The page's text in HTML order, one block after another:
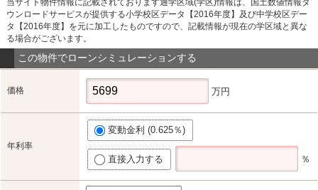
ウンロードサービスが提供する小学校区データ【2016年度】及び中学校区デー
タ【2016年度】を元に加工したものですので、記載情報が現在の学区域と異な
る場合がございます。
この物件でローンシミュレーションする
価格 万円
年利率
変動金利 (0.625％)
直接入力する ％